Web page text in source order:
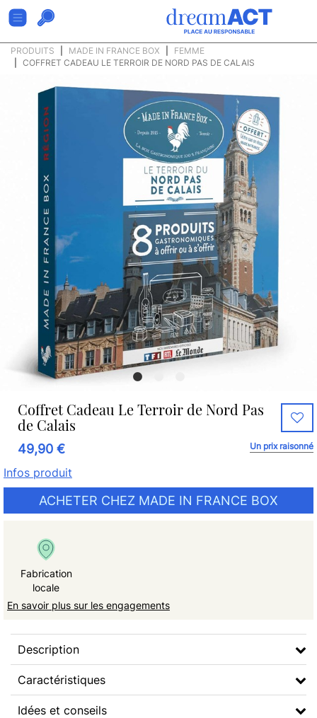
PRODUITS MADE IN FRANCE BOX
FEMME
COFFRET CADEAU LE TERROIR DE NORD PAS DE CALAIS
Coffret Cadeau Le Terroir de Nord Pas
de Calais
49,90 € Un prix raisonné
Infos produit
ACHETER CHEZ MADE IN FRANCE BOX
Fabrication
locale
En savoir plus sur les engagements
Description
Caractéristiques
Idées et conseils